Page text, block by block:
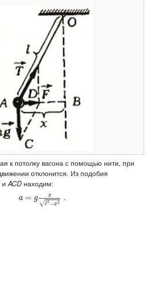
к потолку вагона с помощью нити, при
отклонится. Из подобия
иACD находим:
a = g
x
l2 −x2
√
a=gx l2−x2 .